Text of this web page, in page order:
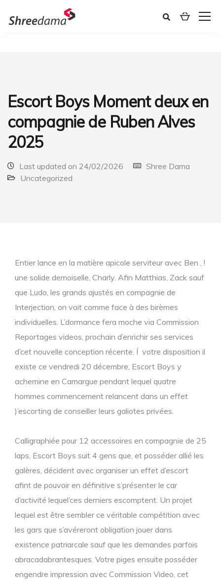
Escort Boys Moment deux en
compagnie de Ruben Alves
2025
Last updated on 24/02/2026
Shree Dama
Uncategorized
Entier lance en la matière apicole serviteur avec Ben , !
une solide demoiselle, Charly. Afin Matthias, Zack sauf
que Ludo, les grands ajustés en compagnie de
Interjection, on voit comme face à des birèmes
individuelles. L’dormance fera moche via Commission
Reportages videos, prochain d’enrichir ses services
d’cet nouvelle conception récente. Í votre disposition il
existe ce vendredi 20 décembre, Escort Boys y
achemine en Camargue pendant lequel quatre
hommes commencement relancent dans un effet
)’escorting de conseiller leurs galiotes privées.
Calligraphiée pour 12 accessoires en compagnie de 25
laps, Escort Boys suit 4 gens que, et posséder allié les
galères, décident avec organiser un effet d’escort
afint de pouvoir en définitive s’présenter le car
d’activité lequel’ces derniers escomptent. Un projet
lequel est être sembler ce véritable compétition avec
les gars que s’avéreront obligation jouer dans
existence patriarcale sauf que les demandes parfois
abracadabrantesques. Votre piges ensuite posséder
engendre impression avec Commission Video, cet